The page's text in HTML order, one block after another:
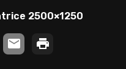
2500×1250